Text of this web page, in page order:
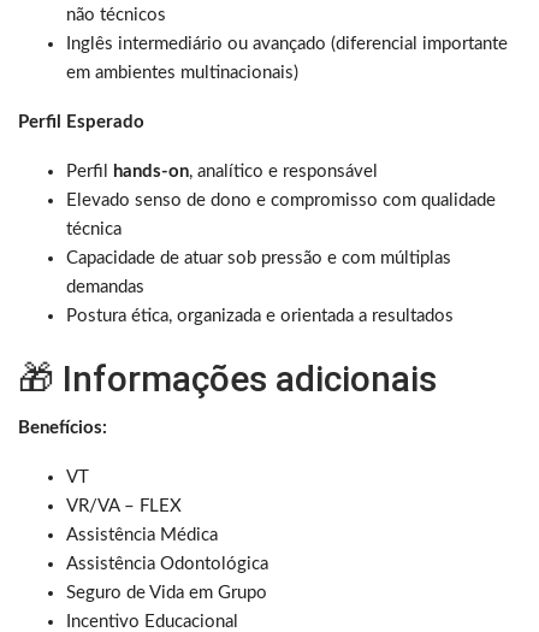
não técnicos
Inglês intermediário ou avançado (diferencial importante
em ambientes multinacionais)
Perfil Esperado
Perfil hands-on, analítico e responsável
Elevado senso de dono e compromisso com qualidade
técnica
Capacidade de atuar sob pressão e com múltiplas
demandas
Postura ética, organizada e orientada a resultados
🎁 Informações adicionais
Benefícios:
VT
VR/VA – FLEX
Assistência Médica
Assistência Odontológica
Seguro de Vida em Grupo
Incentivo Educacional